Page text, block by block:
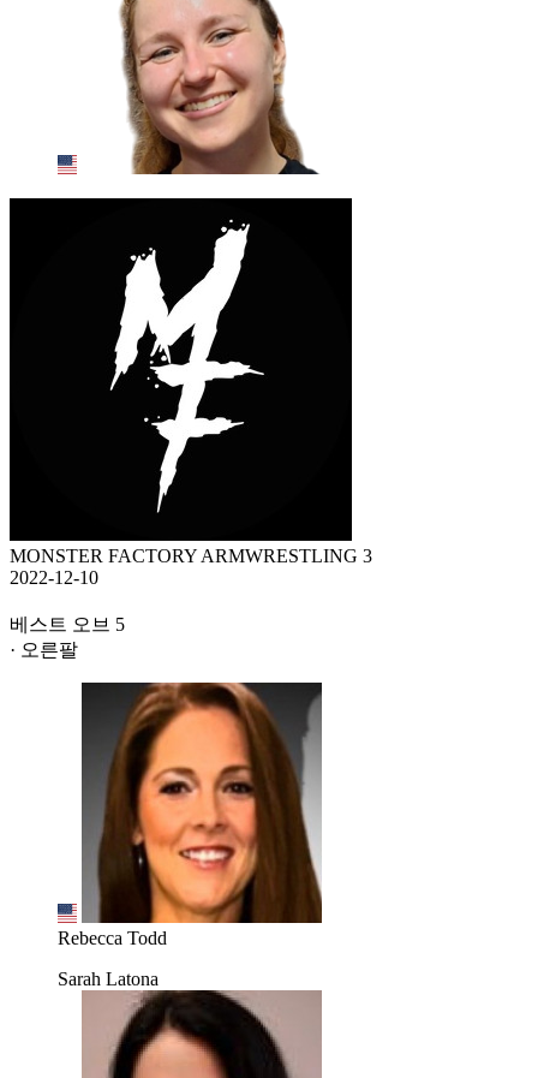
MONSTER FACTORY ARMWRESTLING 3
2022-12-10
베스트 오브 5
· 오른팔
Rebecca Todd
Sarah Latona